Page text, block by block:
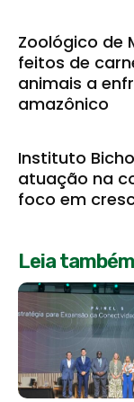
Zoológico de
feitos de
animais a
amazônico
Instituto
atuação na
foco em
Leia também